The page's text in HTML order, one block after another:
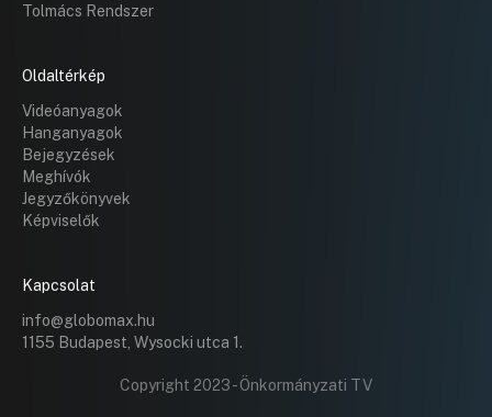
Tolmács Rendszer
Oldaltérkép
Videóanyagok
Hanganyagok
Bejegyzések
Meghívók
Jegyzőkönyvek
Képviselők
Kapcsolat
info@globomax.hu
1155 Budapest, Wysocki utca 1.
Copyright 2023 - Önkormányzati TV